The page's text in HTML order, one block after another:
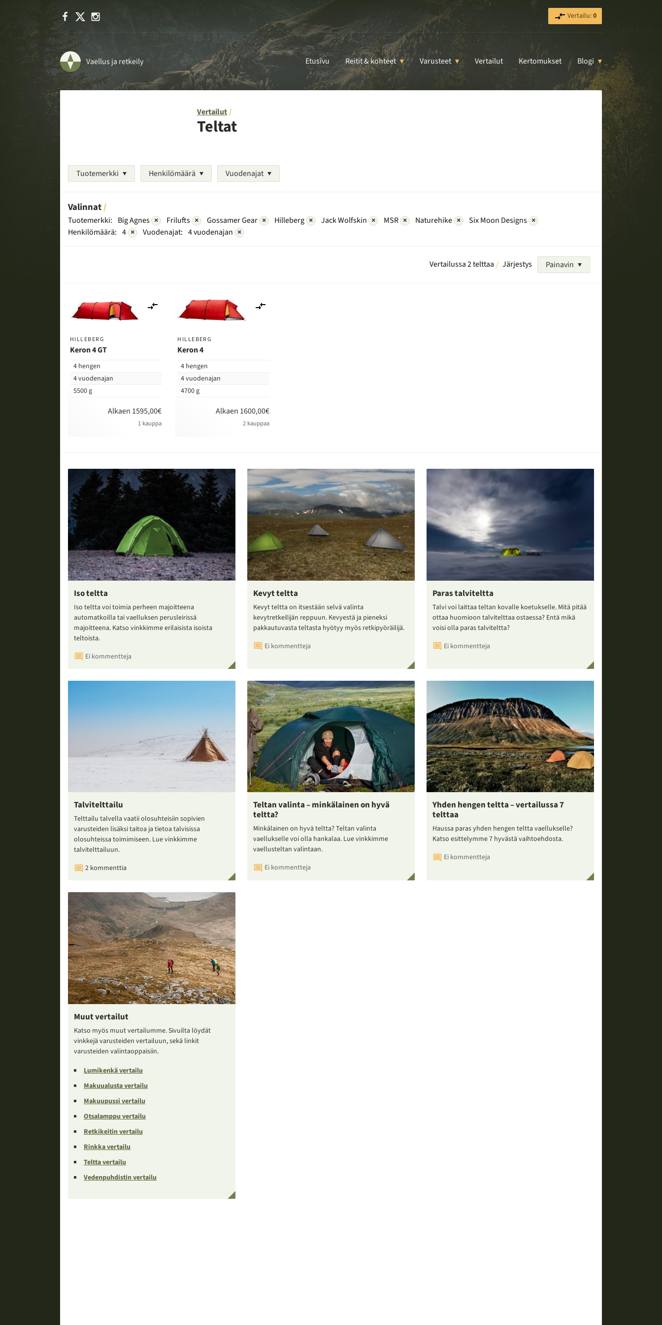
Facebook Vertailu:0
Vaellus ja retkeily Etusivu Reitit & kohteet Varusteet Vertailut Kertomukset Blogi
Vertailut
Teltat
Tuotemerkki Henkilömäärä Vuodenajat
Valinnat
Tuotemerkki: Big Agnes × Frilufts × Gossamer Gear × Hilleberg × Jack Wolfskin × MSR × Naturehike × Six Moon Designs ×
Henkilömäärä: 4 × Vuodenajat: 4 vuodenajan ×
Vertailussa 2 telttaa Järjestys Painavin
HILLEBERG
Keron 4 GT
4 hengen
4 vuodenajan
5500 g
Alkaen 1595,00€
1 kauppa
vertailuun
HILLEBERG
Keron 4
4 hengen
4 vuodenajan
4700 g
Alkaen 1600,00€
2 kauppaa
Iso teltta
Iso teltta voi toimia perheen majoitteena
automatkoilla tai vaelluksen perusleirissä
majoitteena. Katso vinkkimme erilaisista isoista
teltoista.
Ei kommentteja
Kevyt teltta
Kevyt teltta on itsestään selvä valinta
kevytretkeilijän reppuun. Kevyestä ja pieneksi
pakkautuvasta teltasta hyötyy myös retkipyöräilijä.
Ei kommentteja
Paras talviteltta
Talvi voi laittaa teltan kovalle koetukselle. Mitä pitää
ottaa huomioon talvitelttaa ostaessa? Entä mikä
voisi olla paras talviteltta?
Ei kommentteja
Talvitelttailu
Telttailu talvella vaatii olosuhteisiin sopivien
varusteiden lisäksi taitoa ja tietoa talvisissa
olosuhteissa toimimiseen. Lue vinkkimme
talvitelttailuun.
2 kommenttia
Teltan valinta – minkälainen on hyvä
teltta?
Minkälainen on hyvä teltta? Teltan valinta
vaellukselle voi olla hankalaa. Lue vinkkimme
vaellusteltan valintaan.
Ei kommentteja
Yhden hengen teltta – vertailussa 7
telttaa
Haussa paras yhden hengen teltta vaellukselle?
Katso esittelymme 7 hyvästä vaihtoehdosta.
Ei kommentteja
Muut vertailut
Katso myös muut vertailumme. Sivuilta löydät
vinkkejä varusteiden vertailuun, sekä linkit
varusteiden valintaoppaisiin.
Lumikenkä vertailu
Makuualusta vertailu
Makuupussi vertailu
Otsalamppu vertailu
Retkikeitin vertailu
Rinkka vertailu
Teltta vertailu
Vedenpuhdistin vertailu